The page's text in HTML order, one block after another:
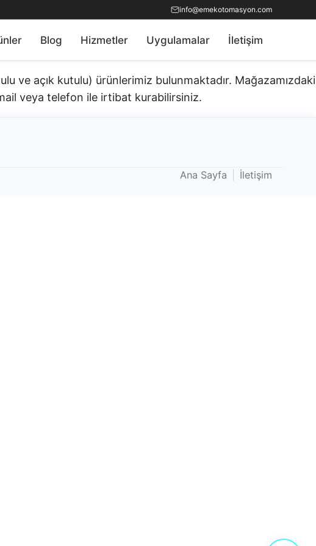
info@emekotomasyon.com
Blog Hizmetler Uygulamalar İletişim
ve açık kutulu) ürünlerimiz bulunmaktadır.​ Mağazamızdaki
veya telefon ile irtibat kurabilirsiniz.
Ana Sayfa İletişim